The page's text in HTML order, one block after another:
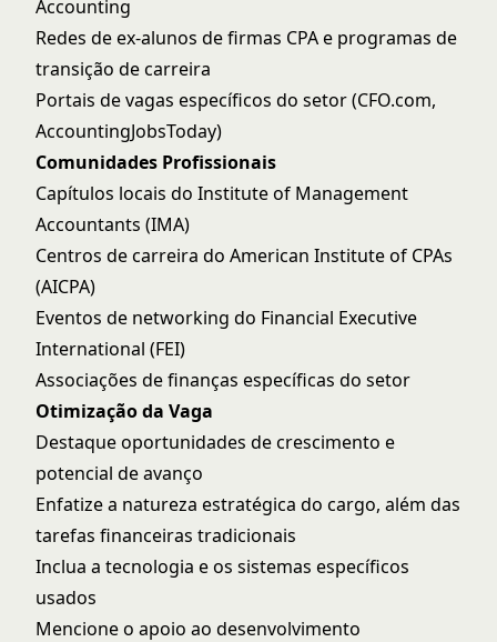
Accounting
Redes de ex-alunos de firmas CPA e programas de
transição de carreira
Portais de vagas específicos do setor (CFO.com,
AccountingJobsToday)
Comunidades Profissionais
Capítulos locais do Institute of Management
Accountants (IMA)
Centros de carreira do American Institute of CPAs
(AICPA)
Eventos de networking do Financial Executive
International (FEI)
Associações de finanças específicas do setor
Otimização da Vaga
Destaque oportunidades de crescimento e
potencial de avanço
Enfatize a natureza estratégica do cargo, além das
tarefas financeiras tradicionais
Inclua a tecnologia e os sistemas específicos
usados
Mencione o apoio ao desenvolvimento